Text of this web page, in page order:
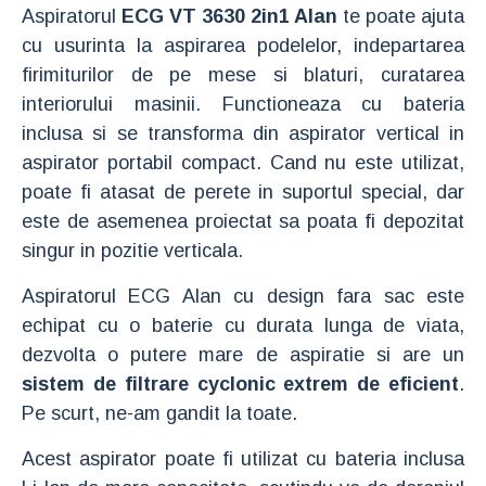
Aspiratorul
ECG VT 3630 2in1 Alan te poate ajuta
cu usurinta la aspirarea podelelor, indepartarea
firimiturilor de pe mese si blaturi, curatarea
interiorului masinii. Functioneaza cu bateria
inclusa si se transforma din aspirator vertical in
aspirator portabil compact. Cand nu este utilizat,
poate fi atasat de perete in suportul special, dar
este de asemenea proiectat sa poata fi depozitat
singur in pozitie verticala.
Aspiratorul ECG Alan cu design fara sac este
echipat cu o baterie cu durata lunga de viata,
dezvolta o putere mare de aspiratie si are un
sistem de filtrare cyclonic extrem de eficient.
Pe scurt, ne-am gandit la toate.
Acest aspirator poate fi utilizat cu bateria inclusa